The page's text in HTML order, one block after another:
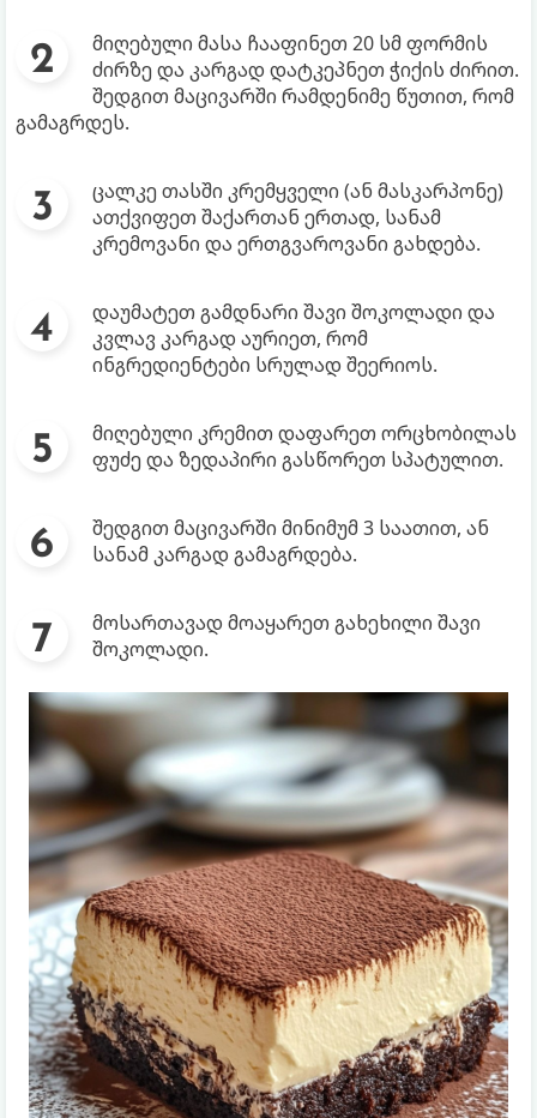
მიღებული მასა ჩააფინეთ 20 სმ ფორმის
ძირზე და კარგად დატკეპნეთ ჭიქის ძირით.
შედგით მაცივარში რამდენიმე წუთით, რომ
გამაგრდეს.
ცალკე თასში კრემყველი (ან მასკარპონე)
ათქვიფეთ შაქართან ერთად, სანამ
კრემოვანი და ერთგვაროვანი გახდება.
დაუმატეთ გამდნარი შავი შოკოლადი და
კვლავ კარგად აურიეთ, რომ
ინგრედიენტები სრულად შეერიოს.
მიღებული კრემით დაფარეთ ორცხობილას
ფუძე და ზედაპირი გასწორეთ სპატულით.
შედგით მაცივარში მინიმუმ 3 საათით, ან
სანამ კარგად გამაგრდება.
მოსართავად მოაყარეთ გახეხილი შავი
შოკოლადი.